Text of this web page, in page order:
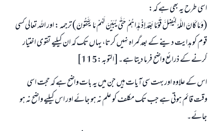
اسی طرح یہ بھی ہے کہ:
(وَمَا كَانَ اللَّهُ لِيُضِلَّ قَوْمًا بَعْدَ إِذْ هَدَاهُمْ حَتَّى يُبَيِّنَ لَهُمْ مَا يَتَّقُونَ) ترجمہ : اور اللہ تعالی کسی
قوم کو ہدایت دینے کے بعد گمراہ نہیں کرتا، یہاں تک کہ ان کیلیے تقوی اختیار
کرنے کے ذرائع واضح فرما دیتا ہے۔[التوبہ:115]
اس کے علاوہ اور بہت سی آیات ہیں جن میں یہ بات واضح ہے کہ حجت اسی
وقت قائم ہوتی ہے جب تک مکلف کو علم نہ ہو جائے اور اس کیلیے واضح نہ ہو
جائے۔